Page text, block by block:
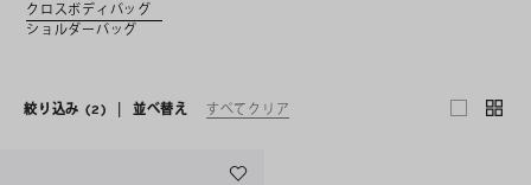
クロスボディバッグ
ショルダーバッグ
絞り込み (2) | 並べ替え すべてクリア